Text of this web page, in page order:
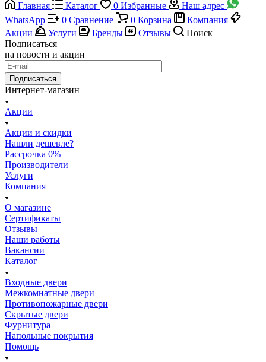
Главная
Каталог 0 Избранные
Наш адрес
WhatsApp
0 Сравнение 0 Корзина
Компания
Акции
Услуги Бренды Отзывы
Поиск
Подписаться
на новости и акции
Подписаться
Интернет-магазин
Акции
Акции и скидки
Нашли дешевле?
Рассрочка 0%
Производители
Услуги
Компания
О магазине
Сертификаты
Отзывы
Наши работы
Вакансии
Каталог
Входные двери
Межкомнатные двери
Противопожарные двери
Скрытые двери
Фурнитура
Напольные покрытия
Помощь